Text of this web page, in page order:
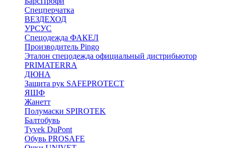
Спецперчатка
ВЕЗДЕХОД
УРСУС
Спецодежда ФАКЕЛ
Производитель Pingo
Эталон спецодежда официальный дистрибьютор
PRIMATERRA
ДЮНА
Защита рук SAFEPROTECT
ЯШФ
Жанетт
Полумаски SPIROTEK
Балтобувь
Tyvek DuPont
Обувь PROSAFE